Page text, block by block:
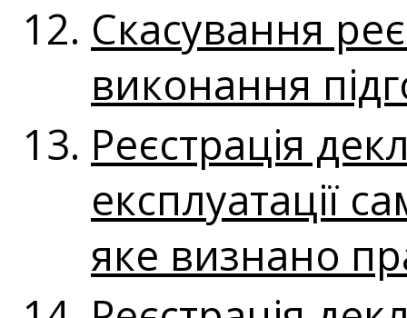
Скасування
виконання
Реєстрація
експлуатації
яке визнано